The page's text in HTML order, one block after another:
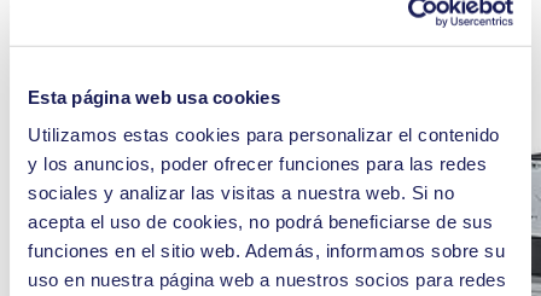
Esta página web usa cookies
Utilizamos estas cookies para personalizar el contenido
y los anuncios, poder ofrecer funciones para las redes
sociales y analizar las visitas a nuestra web. Si no
acepta el uso de cookies, no podrá beneficiarse de sus
funciones en el sitio web. Además, informamos sobre su
uso en nuestra página web a nuestros socios para redes
Our Product Highlights